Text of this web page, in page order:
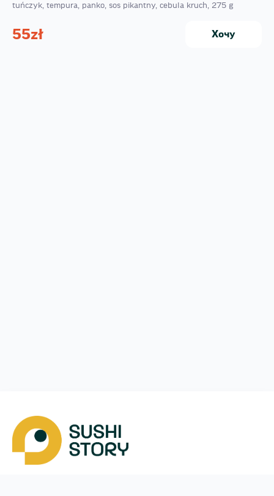
tuńczyk, tempura, panko, sos pikantny, сebula kruch, 275 g
55zł Хочу